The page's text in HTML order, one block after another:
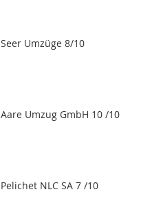
Seer Umzüge 8/10
Aare Umzug GmbH 10 /10
Pelichet NLC SA 7 /10